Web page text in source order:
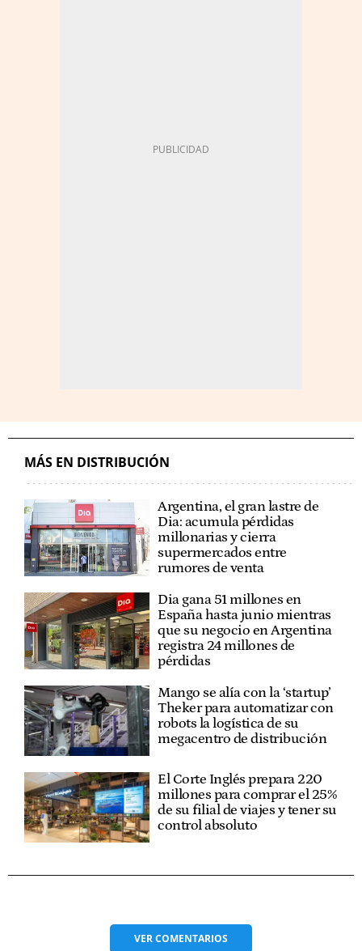
MÁS EN DISTRIBUCIÓN
Argentina, el gran lastre de
Dia: acumula pérdidas
millonarias y cierra
supermercados entre
rumores de venta
Dia gana 51 millones en
España hasta junio mientras
que su negocio en Argentina
registra 24 millones de
pérdidas
Mango se alía con la ‘startup’
Theker para automatizar con
robots la logística de su
megacentro de distribución
El Corte Inglés prepara 220
millones para comprar el 25%
de su filial de viajes y tener su
control absoluto
VERCOMENTARIOS